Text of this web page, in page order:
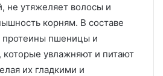
не утяжеляет волосы и
корням. В составе
протеины пшеницы и
которые увлажняют и питают
их гладкими и